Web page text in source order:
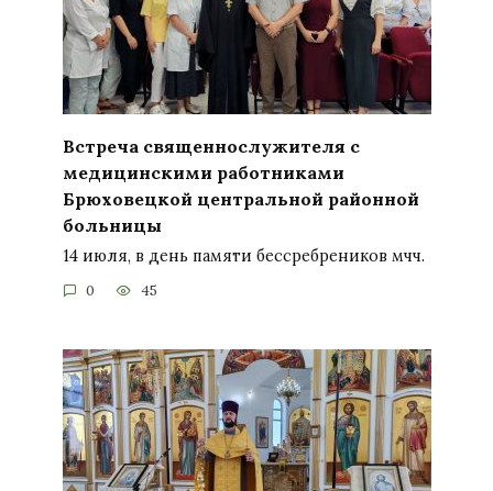
Встреча священнослужителя с
медицинскими работниками
Брюховецкой центральной районной
больницы
14 июля, в день памяти бессребреников мчч.
0 45